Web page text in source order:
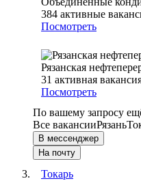
384 активные
Посмотреть
Рязанская
31 активная
Посмотреть
По вашему запросу
Все вакансииРязань
В мессенджер
На почту
Токарь